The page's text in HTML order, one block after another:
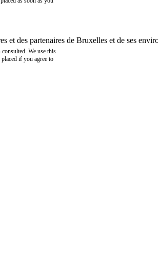
et des partenaires de Bruxelles et de ses
We use this
if you agree to